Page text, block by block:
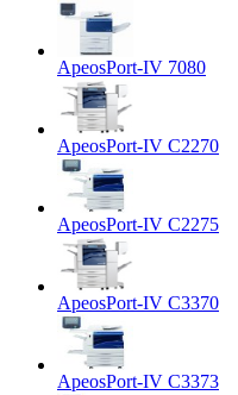
ApeosPort-IV 7080
ApeosPort-IV C2270
ApeosPort-IV C2275
ApeosPort-IV C3370
ApeosPort-IV C3373